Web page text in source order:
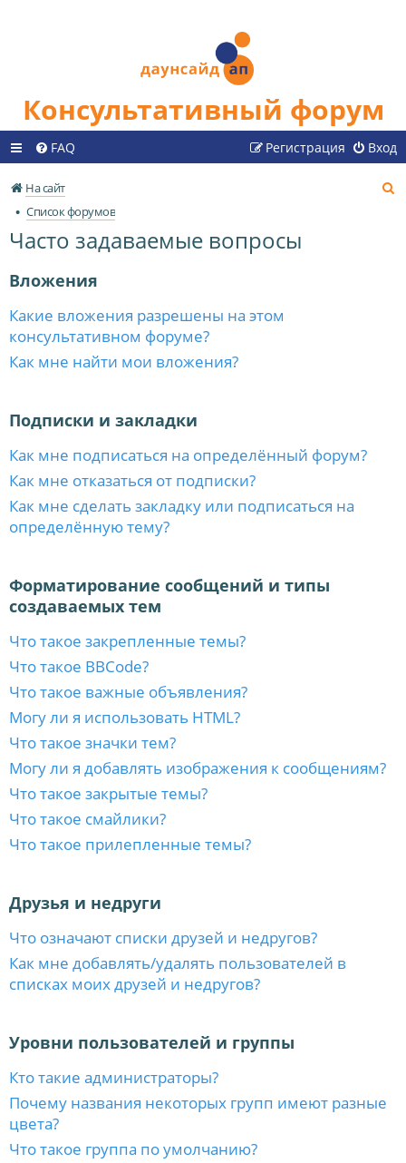
Консультативный форум
FAQ Вход
Регистрация
На сайт
Список форумов
Часто задаваемые вопросы
Вложения
Какие вложения разрешены на этом
консультативном форуме?
Как мне найти мои вложения?
Подписки и закладки
Как мне подписаться на определённый форум?
Как мне отказаться от подписки?
Как мне сделать закладку или подписаться на
определённую тему?
Форматирование сообщений и типы
создаваемых тем
Что такое закрепленные темы?
Что такое BBCode?
Что такое важные объявления?
Могу ли я использовать HTML?
Что такое значки тем?
Могу ли я добавлять изображения к сообщениям?
Что такое закрытые темы?
Что такое смайлики?
Что такое прилепленные темы?
Друзья и недруги
Что означают списки друзей и недругов?
Как мне добавлять/удалять пользователей в
списках моих друзей и недругов?
Уровни пользователей и группы
Кто такие администраторы?
Почему названия некоторых групп имеют разные
цвета?
Что такое группа по умолчанию?